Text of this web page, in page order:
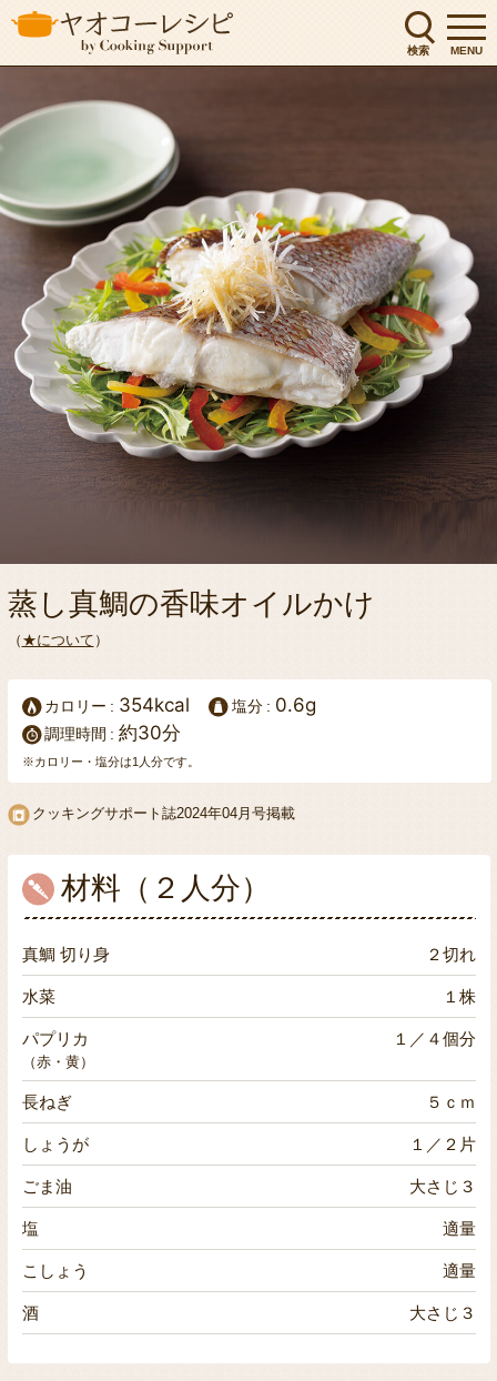
検索 MENU
蒸し真鯛の香味オイルかけ
（ ★について ）
カロリー 354kcal 塩分 0.6g
調理時間 約30分
※カロリー・塩分は1人分です。
クッキングサポート誌2024年04月号掲載
材料（２人分）
真鯛 切り身 ２切れ
水菜 １株
パプリカ １／４個分
（赤・黄）
長ねぎ ５ｃｍ
しょうが １／２片
ごま油 大さじ３
塩 適量
こしょう 適量
酒 大さじ３